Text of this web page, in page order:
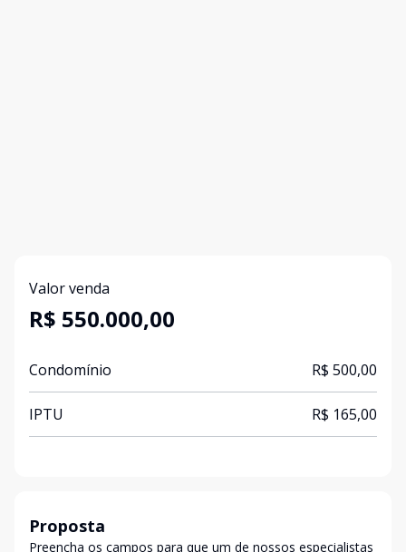
Valor venda
R$ 550.000,00
Condomínio R$ 500,00
IPTU R$ 165,00
Proposta
Preencha os campos para que um de nossos especialistas